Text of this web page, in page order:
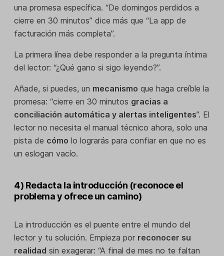
una promesa específica. “De domingos perdidos a
cierre en 30 minutos” dice más que “La app de
facturación más completa”.
La primera línea debe responder a la pregunta íntima
del lector: “¿Qué gano si sigo leyendo?”.
Añade, si puedes, un mecanismo que haga creíble la
promesa: “cierre en 30 minutos gracias a
conciliación automática y alertas inteligentes”. El
lector no necesita el manual técnico ahora, solo una
pista de cómo lo lograrás para confiar en que no es
un eslogan vacío.
4) Redacta la introducción (reconoce el
problema y ofrece un camino)
La introducción es el puente entre el mundo del
lector y tu solución. Empieza por reconocer su
realidad sin exagerar: “A final de mes no te faltan